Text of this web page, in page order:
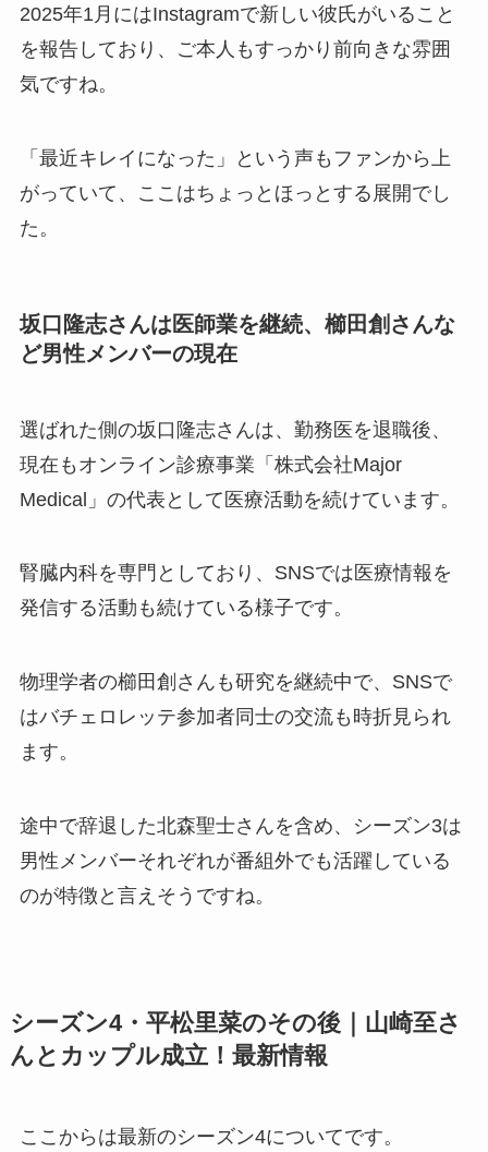
2025年1月にはInstagramで新しい彼氏がいること
を報告しており、ご本人もすっかり前向きな雰囲
気ですね。
「最近キレイになった」という声もファンから上
がっていて、ここはちょっとほっとする展開でし
た。
坂口隆志さんは医師業を継続、櫛田創さんな
ど男性メンバーの現在
選ばれた側の坂口隆志さんは、勤務医を退職後、
現在もオンライン診療事業「株式会社Major
Medical」の代表として医療活動を続けています。
腎臓内科を専門としており、SNSでは医療情報を
発信する活動も続けている様子です。
物理学者の櫛田創さんも研究を継続中で、SNSで
はバチェロレッテ参加者同士の交流も時折見られ
ます。
途中で辞退した北森聖士さんを含め、シーズン3は
男性メンバーそれぞれが番組外でも活躍している
のが特徴と言えそうですね。
シーズン4・平松里菜のその後｜山崎至さ
んとカップル成立！最新情報
ここからは最新のシーズン4についてです。